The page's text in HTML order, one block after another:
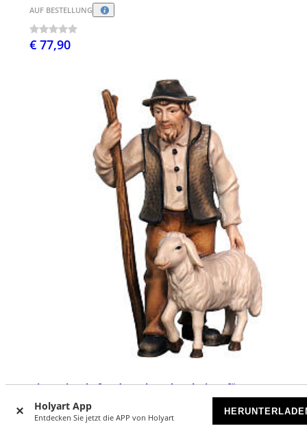
Holyart App
Entdecken Sie jetzt die APP von Holyart
AUF BESTELLUNG
€ 77,90
Hirte mit Schaf und Stock, Holz coloriert, für 9,5 cm
Mahlknecht-Krippe, Grödner Kunsthandwerk
AUF BESTELLUNG